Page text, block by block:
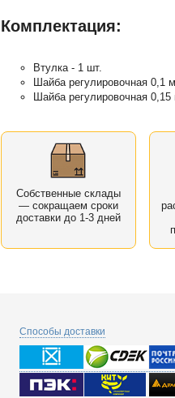
Комплектация:
Втулка - 1 шт.
Шайба регулировочная 0,1
Шайба регулировочная
Собственные склады
— сокращаем сроки
доставки до 1-3 дней
Способы доставки